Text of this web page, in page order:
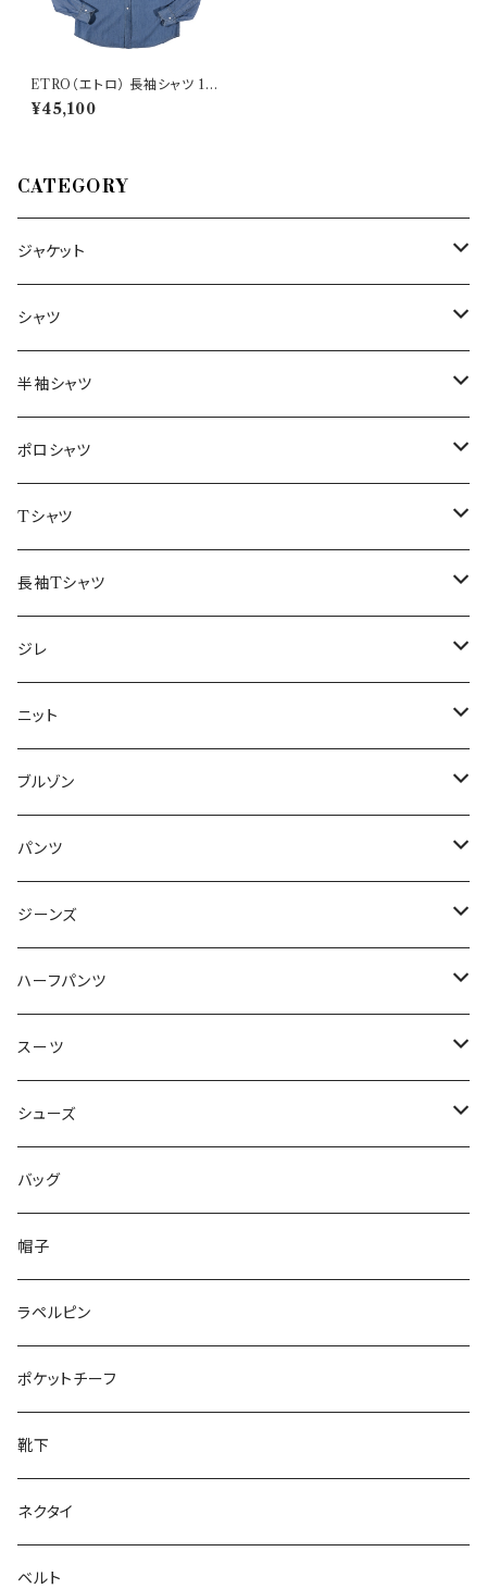
ETRO（エトロ） 長袖シャツ 131
U1144 560760 25003 3380
9
¥45,100
CATEGORY
ジャケット
～44/S
46/M
48/L
50/XL～
シャツ
～44/S
46/M
48/L
50/XL～
半袖シャツ
～44/S
46/M
48/L
50/XL～
ポロシャツ
～44/S
46/M
48/L
50/XL～
Tシャツ
～44/S
46/M
48/L
50/XL～
長袖Tシャツ
～44/S
46/M
48/L
50/XL～
ジレ
～44/S
46/M
48/L
50/XL～
ニット
～44/S
46/M
48/L
50/XL～
ブルゾン
～44/S
46/M
48/L
50/XL～
パンツ
～44/S
46/M
48/L
50/XL～
ジーンズ
～44/S
46/M
48/L
50/XL～
ハーフパンツ
～44/S
46/M
48/L
50/XL～
スーツ
～44/S
46/M
48/L
50/XL～
シューズ
～25.5cm
26cm～
27cm～
28cm～
バッグ
帽子
ラペルピン
ポケットチーフ
靴下
ネクタイ
ベルト